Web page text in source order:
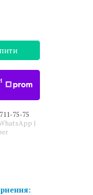
75-75
|